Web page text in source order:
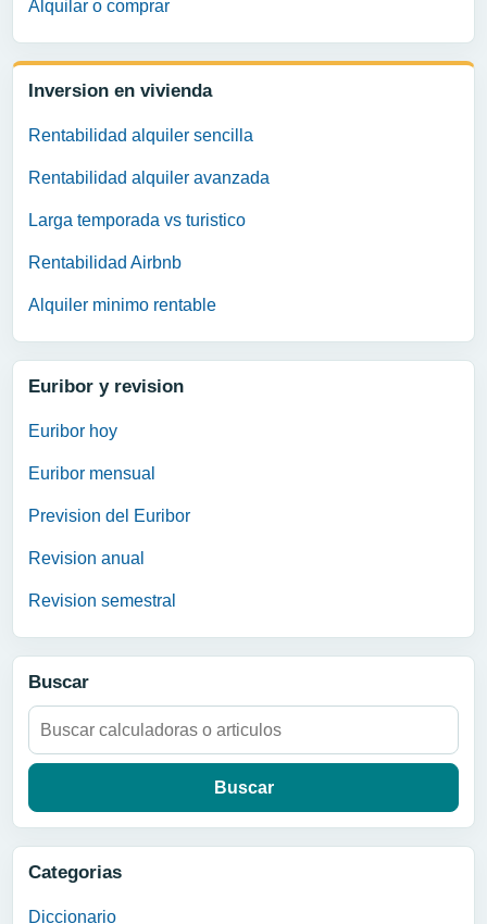
Alquilar o comprar
Inversion en vivienda
Rentabilidad alquiler sencilla
Rentabilidad alquiler avanzada
Larga temporada vs turistico
Rentabilidad Airbnb
Alquiler minimo rentable
Euribor y revision
Euribor hoy
Euribor mensual
Prevision del Euribor
Revision anual
Revision semestral
Buscar
Buscar:
Categorias
Diccionario